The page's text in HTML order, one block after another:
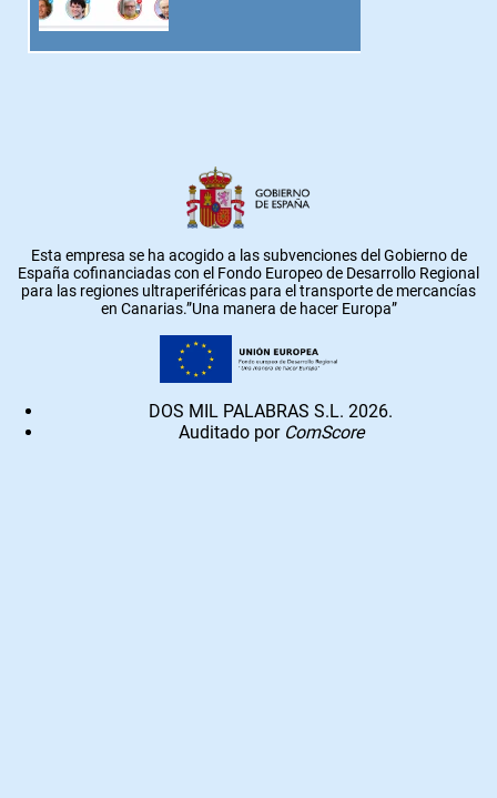
Esta empresa se ha acogido a las subvenciones del Gobierno de
España cofinanciadas con el Fondo Europeo de Desarrollo Regional
para las regiones ultraperiféricas para el transporte de mercancías
en Canarias.”Una manera de hacer Europa”
DOS MIL PALABRAS S.L. 2026.
Auditado por ComScore